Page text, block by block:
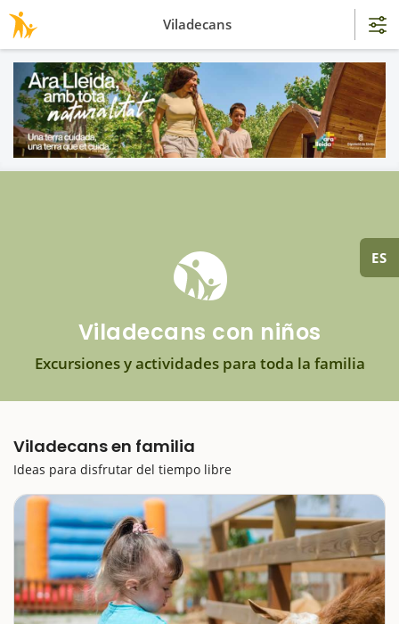
ES
Viladecans con niños
Excursiones y actividades para toda la familia
Viladecans en familia
Ideas para disfrutar del tiempo libre
Viladecans